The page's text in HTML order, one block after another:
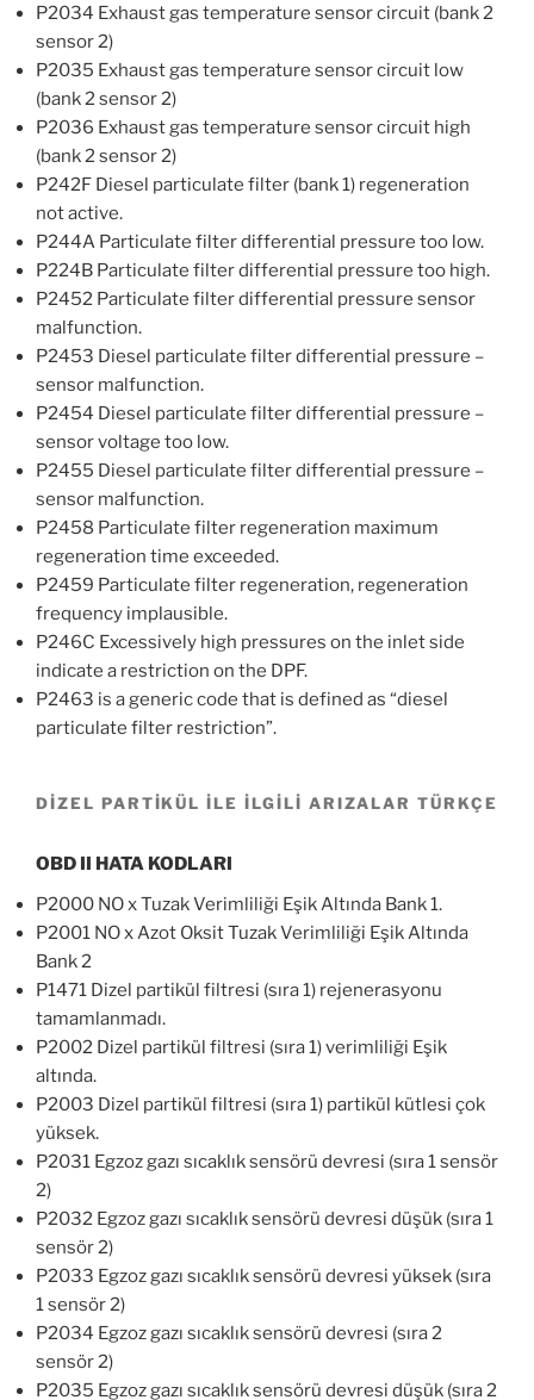
P2034 Exhaust gas temperature sensor circuit (bank 2
sensor 2)
P2035 Exhaust gas temperature sensor circuit low
(bank 2 sensor 2)
P2036 Exhaust gas temperature sensor circuit high
(bank 2 sensor 2)
P242F Diesel particulate filter (bank 1) regeneration
not active.
P244A Particulate filter differential pressure too low.
P224B Particulate filter differential pressure too high.
P2452 Particulate filter differential pressure sensor
malfunction.
P2453 Diesel particulate filter differential pressure –
sensor malfunction.
P2454 Diesel particulate filter differential pressure –
sensor voltage too low.
P2455 Diesel particulate filter differential pressure –
sensor malfunction.
P2458 Particulate filter regeneration maximum
regeneration time exceeded.
P2459 Particulate filter regeneration, regeneration
frequency implausible.
P246C Excessively high pressures on the inlet side
indicate a restriction on the DPF.
P2463 is a generic code that is defined as “diesel
particulate filter restriction”.
DİZEL PARTİKÜL İLE İLGİLİ ARIZALAR TÜRKÇE
OBD II HATA KODLARI
P2000 NO x Tuzak Verimliliği Eşik Altında Bank 1.
P2001 NO x Azot Oksit Tuzak Verimliliği Eşik Altında
Bank 2
P1471 Dizel partikül filtresi (sıra 1) rejenerasyonu
tamamlanmadı.
P2002 Dizel partikül filtresi (sıra 1) verimliliği Eşik
altında.
P2003 Dizel partikül filtresi (sıra 1) partikül kütlesi çok
yüksek.
P2031 Egzoz gazı sıcaklık sensörü devresi (sıra 1 sensör
2)
P2032 Egzoz gazı sıcaklık sensörü devresi düşük (sıra 1
sensör 2)
P2033 Egzoz gazı sıcaklık sensörü devresi yüksek (sıra
1 sensör 2)
P2034 Egzoz gazı sıcaklık sensörü devresi (sıra 2
sensör 2)
P2035 Egzoz gazı sıcaklık sensörü devresi düşük (sıra 2